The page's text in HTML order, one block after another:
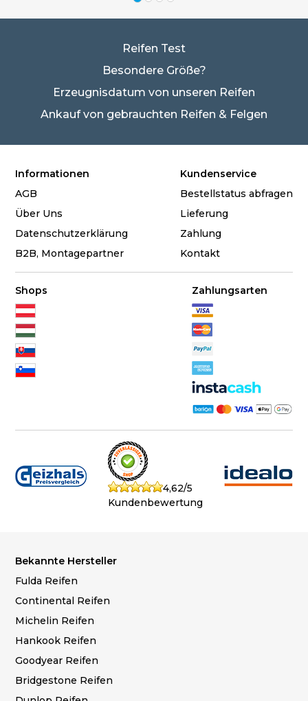
Reifen Test
Besondere Größe?
Erzeugnisdatum von unseren Reifen
Ankauf von gebrauchten Reifen & Felgen
Informationen
AGB
Über Uns
Datenschutzerklärung
B2B, Montagepartner
Kundenservice
Bestellstatus abfragen
Lieferung
Zahlung
Kontakt
Shops Zahlungsarten
4,62/5
Kundenbewertung
Bekannte Hersteller
Fulda Reifen
Continental Reifen
Michelin Reifen
Hankook Reifen
Goodyear Reifen
Bridgestone Reifen